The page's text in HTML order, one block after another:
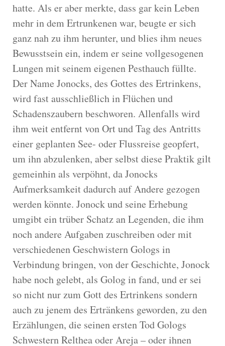
hatte. Als er aber merkte, dass gar kein Leben
mehr in dem Ertrunkenen war, beugte er sich
ganz nah zu ihm herunter, und blies ihm neues
Bewusstsein ein, indem er seine vollgesogenen
Lungen mit seinem eigenen Pesthauch füllte.
Der Name Jonocks, des Gottes des Ertrinkens,
wird fast ausschließlich in Flüchen und
Schadenszaubern beschworen. Allenfalls wird
ihm weit entfernt von Ort und Tag des Antritts
einer geplanten See- oder Flussreise geopfert,
um ihn abzulenken, aber selbst diese Praktik gilt
gemeinhin als verpöhnt, da Jonocks
Aufmerksamkeit dadurch auf Andere gezogen
werden könnte. Jonock und seine Erhebung
umgibt ein trüber Schatz an Legenden, die ihm
noch andere Aufgaben zuschreiben oder mit
verschiedenen Geschwistern Gologs in
Verbindung bringen, von der Geschichte, Jonock
habe noch gelebt, als Golog in fand, und er sei
so nicht nur zum Gott des Ertrinkens sondern
auch zu jenem des Ertränkens geworden, zu den
Erzählungen, die seinen ersten Tod Gologs
Schwestern Relthea oder Areja – oder ihnen